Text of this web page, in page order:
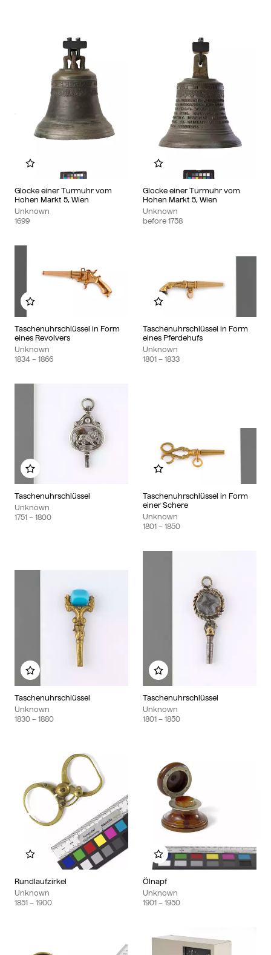
Glocke einer Turmuhr vom
Hohen Markt 5, Wien
Unknown
1699
Add to my album
Glocke einer Turmuhr vom
Hohen Markt 5, Wien
Unknown
before 1758
Add to my album
Taschenuhrschlüssel in Form
eines Revolvers
Unknown
1834 – 1866
Add to my album
Taschenuhrschlüssel in Form
eines Pferdehufs
Unknown
1801 – 1833
Add to my album
Taschenuhrschlüssel
Unknown
1751 – 1800
Add to my album
Taschenuhrschlüssel in Form
einer Schere
Unknown
1801 – 1850
Add to my album
Taschenuhrschlüssel
Unknown
1830 – 1880
Add to my album
Taschenuhrschlüssel
Unknown
1801 – 1850
Add to my album
Rundlaufzirkel
Unknown
1851 – 1900
Add to my album
Ölnapf
Unknown
1901 – 1950
Add to my album